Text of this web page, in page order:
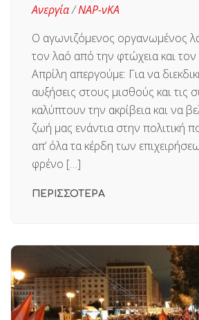
Ανεργία/ΝΑΡ-νΚΑ
Ο αγωνιζόμενος οργανωμένος
τον λαό από την φτώχεια και τον
Απρίλη απεργούμε: Για να
αυξήσεις στους μισθούς και τις
καλύπτουν την ακρίβεια και να
ζωή μας ενάντια στην πολιτική
απ’ όλα τα κέρδη των
φρένο […]
ΠΕΡΙΣΣΟΤΕΡΑ